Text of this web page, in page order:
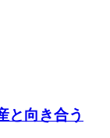
と向き合う